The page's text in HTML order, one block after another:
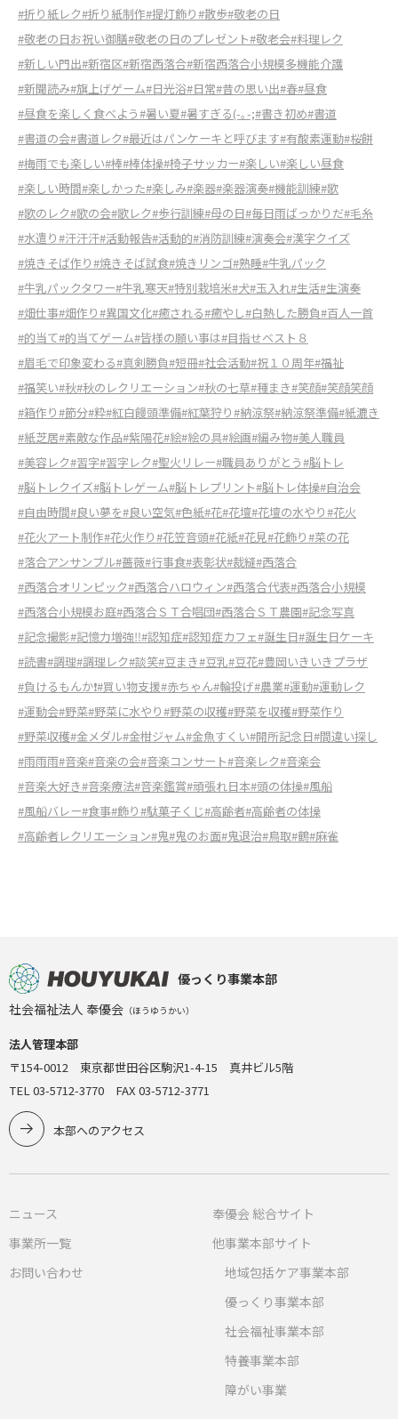
#折り紙レク#折り紙制作#提灯飾り#散歩#敬老の日
#敬老の日お祝い御膳#敬老の日のプレゼント#敬老会#料理レク
#新しい門出#新宿区#新宿西落合#新宿西落合小規模多機能介護
#新聞読み#旗上げゲーム#日光浴#日常#昔の思い出#春#昼食
#昼食を楽しく食べよう#暑い夏#暑すぎる(-｡-;#書き初め#書道
#書道の会#書道レク#最近はパンケーキと呼びます#有酸素運動#桜餅
#梅雨でも楽しい#棒#棒体操#椅子サッカー#楽しい#楽しい昼食
#楽しい時間#楽しかった#楽しみ#楽器#楽器演奏#機能訓練#歌
#歌のレク#歌の会#歌レク#歩行訓練#母の日#毎日雨ばっかりだ#毛糸
#水遣り#汗汗汗#活動報告#活動的#消防訓練#演奏会#漢字クイズ
#焼きそば作り#焼きそば試食#焼きリンゴ#熟睡#牛乳パック
#牛乳パックタワー#牛乳寒天#特別栽培米#犬#玉入れ#生活#生演奏
#畑仕事#畑作り#異国文化#癒される#癒やし#白熱した勝負#百人一首
#的当て#的当てゲーム#皆様の願い事は#目指せベスト８
#眉毛で印象変わる#真剣勝負#短冊#社会活動#祝１０周年#福祉
#福笑い#秋#秋のレクリエーション#秋の七草#種まき#笑顔#笑顔笑顔
#箱作り#節分#粋#紅白饅頭準備#紅葉狩り#納涼祭#納涼祭準備#紙漉き
#紙芝居#素敵な作品#紫陽花#絵#絵の具#絵画#編み物#美人職員
#美容レク#習字#習字レク#聖火リレー#職員ありがとう#脳トレ
#脳トレクイズ#脳トレゲーム#脳トレプリント#脳トレ体操#自治会
#自由時間#良い夢を#良い空気#色紙#花#花壇#花壇の水やり#花火
#花火アート制作#花火作り#花笠音頭#花紙#花見#花飾り#菜の花
#落合アンサンブル#薔薇#行事食#表彰状#裁縫#西落合
#西落合オリンピック#西落合ハロウィン#西落合代表#西落合小規模
#西落合小規模お庭#西落合ＳＴ合唱団#西落合ＳＴ農園#記念写真
#記念撮影#記憶力増強‼︎#認知症#認知症カフェ#誕生日#誕生日ケーキ
#読書#調理#調理レク#談笑#豆まき#豆乳#豆花#豊岡いきいきプラザ
#負けるもんか❗️#買い物支援#赤ちゃん#輪投げ#農業#運動#運動レク
#運動会#野菜#野菜に水やり#野菜の収穫#野菜を収穫#野菜作り
#野菜収穫#金メダル#金柑ジャム#金魚すくい#開所記念日#間違い探し
#雨雨雨#音楽#音楽の会#音楽コンサート#音楽レク#音楽会
#音楽大好き#音楽療法#音楽鑑賞#頑張れ日本#頭の体操#風船
#風船バレー#食事#飾り#駄菓子くじ#高齢者#高齢者の体操
#高齢者レクリエーション#鬼#鬼のお面#鬼退治#鳥取#鶴#麻雀
優っくり事業本部
社会福祉法人 奉優会 （ほうゆうかい）
法人管理本部
〒154-0012 東京都世田谷区駒沢1-4-15 真井ビル5階
TEL 03-5712-3770 FAX 03-5712-3771
本部へのアクセス
ニュース
事業所一覧
お問い合わせ
奉優会 総合サイト
他事業本部サイト
地域包括ケア事業本部
優っくり事業本部
社会福祉事業本部
特養事業本部
障がい事業